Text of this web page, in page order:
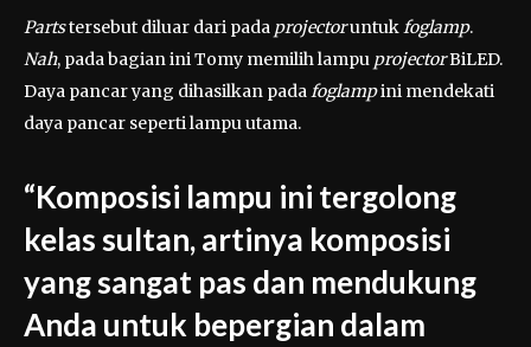
Partstersebut diluar dari pada projectoruntukfoglamp.
Nah, pada bagian ini Tomy memilih lampu projectorBiLED.
Daya pancar yang dihasilkan padafoglampini mendekati
daya pancar seperti lampu utama.
“Komposisi lampu ini tergolong
kelas sultan, artinya komposisi
yang sangat pas dan mendukung
Anda untuk bepergian dalam